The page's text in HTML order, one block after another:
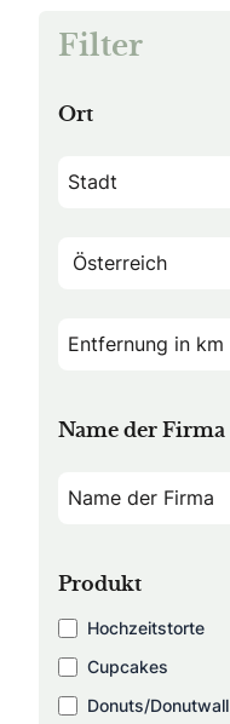
Filter
Ort
Name der Firma
Produkt
Hochzeitstorte
Cupcakes
Donuts/Donutwall